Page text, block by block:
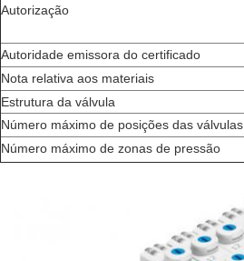
Autorização
Autoridade emissora do certificado
Nota relativa aos materiais
Estrutura da válvula
Número máximo de posições das válvulas
Número máximo de zonas de pressão